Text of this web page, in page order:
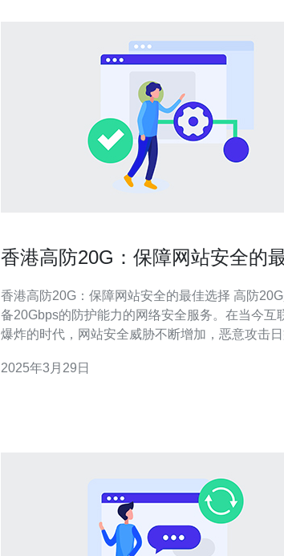
香港高防20G：保障网站安全的
香港高防20G：保障网站安全的最佳选择 高防20G是指具
备20Gbps的防护能力的网络安全服务。在当今互
爆炸的时代，网站安全威胁不断增加，恶意攻击
为了最佳选择。 首先，高防20G具备强大的防护能力。无
2025年3月29日